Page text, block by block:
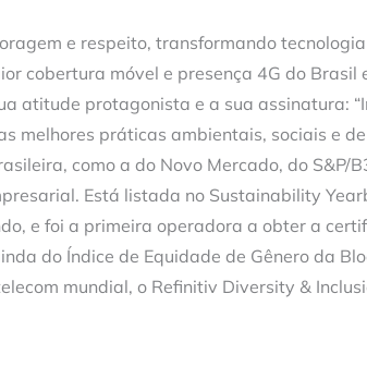
e respeito, transformando
cobertura móvel e presença 4G do Brasil
atitude protagonista e a sua assinatura:
melhores práticas ambientais, sociais e
como a do Novo Mercado, do S&P/
Está listada no Sustainability
e foi a primeira operadora a obter a
do Índice de Equidade de Gênero da
mundial, o Refinitiv Diversity &